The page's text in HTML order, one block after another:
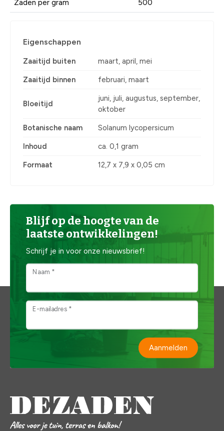
Zaden per gram 500
Eigenschappen
Zaaitijd buiten maart, april, mei
Zaaitijd binnen februari, maart
Bloeitijd
juni, juli, augustus, september,
oktober
Botanische naam Solanum lycopersicum
Inhoud ca. 0,1 gram
Formaat 12,7 x 7,9 x 0,05 cm
Blijf op de hoogte van de
laatste ontwikkelingen!
Schrijf je in voor onze nieuwsbrief!
Naam *
E-mailadres *
Aanmelden